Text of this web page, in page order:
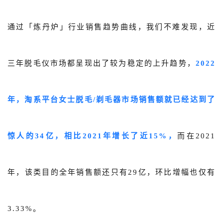
通过「炼丹炉」行业销售趋势曲线，我们不难发现，近
三年脱毛仪市场都呈现出了较为稳定的上升趋势， 2022
年，淘系平台女士脱毛/剃毛器市场销售额就已经达到了
惊人的34亿，相比2021年增长了近15%， 而在2021
年，该类目的全年销售额还只有29亿，环比增幅也仅有
3.33%。